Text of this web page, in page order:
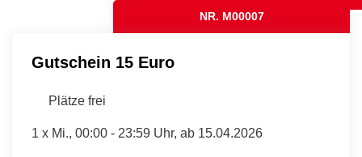
NR. M00007
Gutschein 15 Euro
Plätze frei
1 x Mi., 00:00 - 23:59 Uhr, ab 15.04.2026